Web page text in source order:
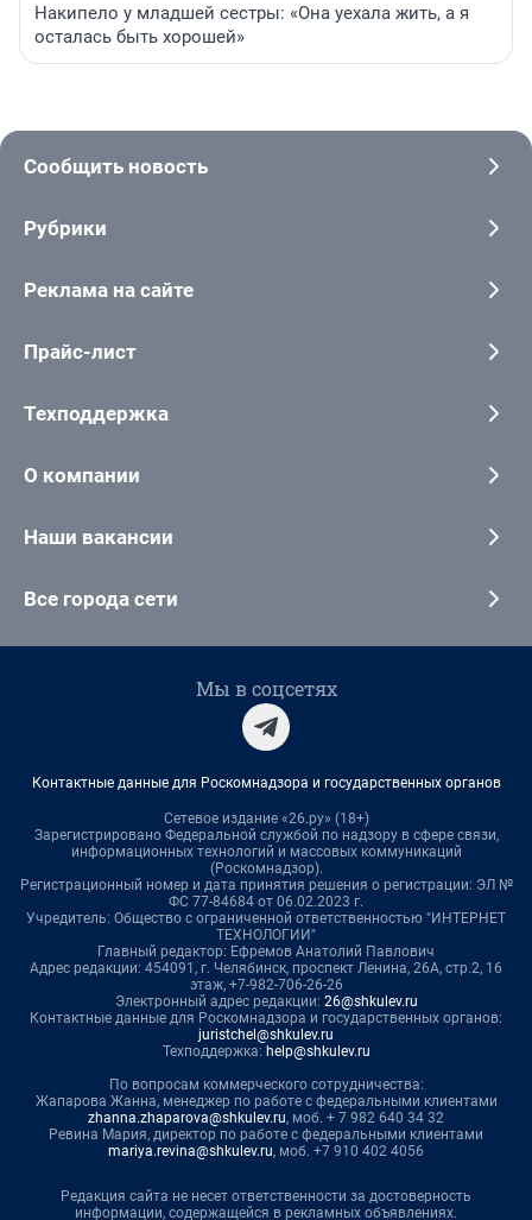
Накипело у младшей сестры: «Она уехала жить, а я
осталась быть хорошей»
Сообщить новость
Рубрики
Реклама на сайте
Прайс-лист
Техподдержка
О компании
Наши вакансии
Все города сети
Мы в соцсетях
Контактные данные для Роскомнадзора и государственных органов
Сетевое издание «26.ру» (18+)
Зарегистрировано Федеральной службой по надзору в сфере связи,
информационных технологий и массовых коммуникаций
(Роскомнадзор).
Регистрационный номер и дата принятия решения о регистрации: ЭЛ №
ФС 77-84684 от 06.02.2023 г.
Учредитель: Общество с ограниченной ответственностью "ИНТЕРНЕТ
ТЕХНОЛОГИИ"
Главный редактор: Ефремов Анатолий Павлович
Адрес редакции: 454091, г. Челябинск, проспект Ленина, 26А, стр.2, 16
этаж, +7-982-706-26-26
Электронный адрес редакции: 26@shkulev.ru
Контактные данные для Роскомнадзора и государственных органов:
juristchel@shkulev.ru
Техподдержка: help@shkulev.ru
По вопросам коммерческого сотрудничества:
Жапарова Жанна, менеджер по работе с федеральными клиентами
zhanna.zhaparova@shkulev.ru, моб. + 7 982 640 34 32
Ревина Мария, директор по работе с федеральными клиентами
mariya.revina@shkulev.ru, моб. +7 910 402 4056
Редакция сайта не несет ответственности за достоверность
информации, содержащейся в рекламных объявлениях.